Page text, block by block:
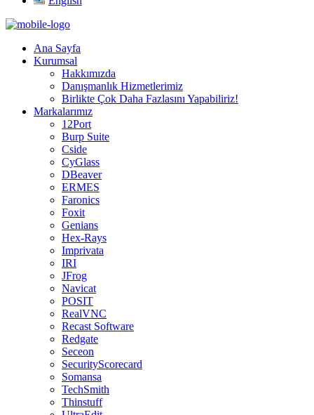
Ana Sayfa
Kurumsal
Hakkımızda
Danışmanlık Hizmetlerimiz
Birlikte Çok Daha Fazlasını Yapabiliriz!
Markalarımız
12Port
Burp Suite
Cside
CyGlass
DBeaver
ERMES
Faronics
Foxit
Genians
Hex-Rays
Imprivata
IRI
JFrog
Navicat
POSIT
RealVNC
Recast Software
Redgate
Seceon
SecurityScorecard
Somansa
TechSmith
Thinstuff